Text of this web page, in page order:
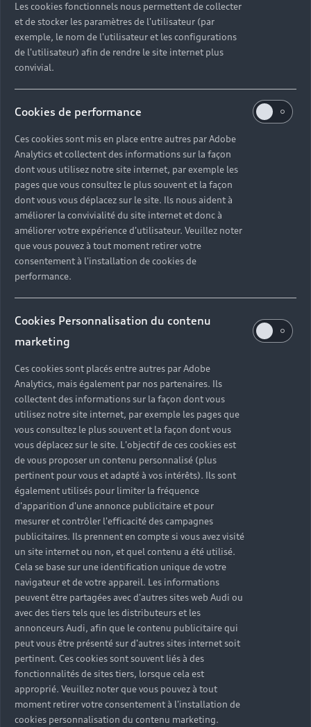
Connectez vous sur myAudi​
Activez simplement le service
directement depuis votre espace
myAudi. Une fois actif, vous allez
pouvoir gagner du temps et
respecter au mieux les
recommandations constructeur.​
Se connecter
Retour en haut
Accès rapides
Tous les modèles
Recherche de véhicules neufs
Véhicules d'occasion disponibles
Demander un essai
Contactez-nous
Modèles
Électrique
Hybride rechargeable
Sport
Achat et location
Voir nos véhicules disponibles
Offres du moment
Votre Audi
Entretenir et réparer mon Audi
Action de Service EA 189
Cotrans Assistance
Campagne de rappel Airbag Takata
Univers Audi
Notre vision
Audi Sport
Carrières
© 2024 Cotrans Automobiles. Tous droits réservés.
Mentions légales Politique sur les cookies
Les cookies fonctionnels nous permettent de collecter
et de stocker les paramètres de l'utilisateur (par
exemple, le nom de l'utilisateur et les configurations
de l'utilisateur) afin de rendre le site internet plus
convivial.
Cookies de performance
Ces cookies sont mis en place entre autres par Adobe
Analytics et collectent des informations sur la façon
dont vous utilisez notre site internet, par exemple les
pages que vous consultez le plus souvent et la façon
dont vous vous déplacez sur le site. Ils nous aident à
améliorer la convivialité du site internet et donc à
améliorer votre expérience d'utilisateur. Veuillez noter
que vous pouvez à tout moment retirer votre
consentement à l'installation de cookies de
performance.
Cookies Personnalisation du contenu
marketing
Ces cookies sont placés entre autres par Adobe
Analytics, mais également par nos partenaires. Ils
collectent des informations sur la façon dont vous
utilisez notre site internet, par exemple les pages que
vous consultez le plus souvent et la façon dont vous
vous déplacez sur le site. L'objectif de ces cookies est
de vous proposer un contenu personnalisé (plus
pertinent pour vous et adapté à vos intérêts). Ils sont
également utilisés pour limiter la fréquence
d'apparition d'une annonce publicitaire et pour
mesurer et contrôler l'efficacité des campagnes
publicitaires. Ils prennent en compte si vous avez visité
un site internet ou non, et quel contenu a été utilisé.
Cela se base sur une identification unique de votre
navigateur et de votre appareil. Les informations
peuvent être partagées avec d'autres sites web Audi ou
avec des tiers tels que les distributeurs et les
annonceurs Audi, afin que le contenu publicitaire qui
peut vous être présenté sur d'autres sites internet soit
pertinent. Ces cookies sont souvent liés à des
fonctionnalités de sites tiers, lorsque cela est
approprié. Veuillez noter que vous pouvez à tout
moment retirer votre consentement à l'installation de
cookies personnalisation du contenu marketing.